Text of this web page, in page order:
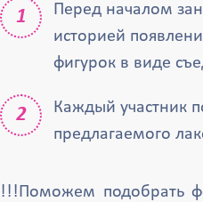
Перед началом
историей
фигурок в виде
Каждый участник
предлагаемого
!!!Поможем подобрать